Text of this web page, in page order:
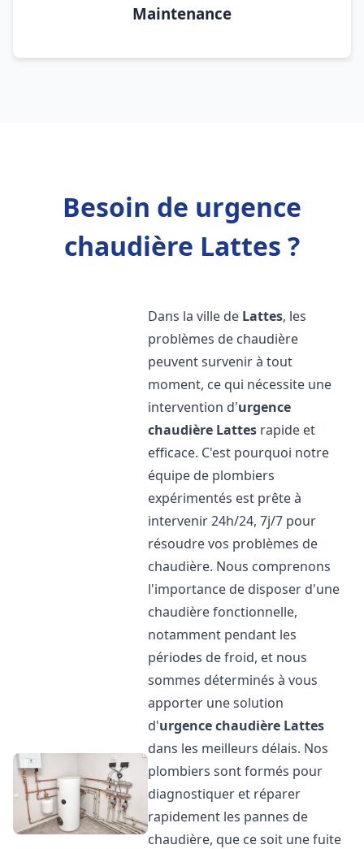
Maintenance
Besoin de urgence
chaudière Lattes ?
Dans la ville de Lattes, les
problèmes de chaudière
peuvent survenir à tout
moment, ce qui nécessite une
intervention d'urgence
chaudière Lattes rapide et
efficace. C'est pourquoi notre
équipe de plombiers
expérimentés est prête à
intervenir 24h/24, 7j/7 pour
résoudre vos problèmes de
chaudière. Nous comprenons
l'importance de disposer d'une
chaudière fonctionnelle,
notamment pendant les
périodes de froid, et nous
sommes déterminés à vous
apporter une solution
d'urgence chaudière Lattes
dans les meilleurs délais. Nos
plombiers sont formés pour
diagnostiquer et réparer
rapidement les pannes de
chaudière, que ce soit une fuite